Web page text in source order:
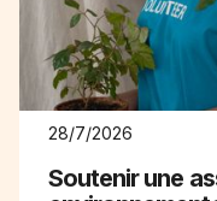
28/7/2026
Soutenir une